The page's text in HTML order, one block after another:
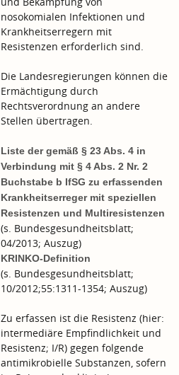
nosokomialen Infektionen und
Krankheitserregern mit
Resistenzen erforderlich sind.
Die Landesregierungen können die
Ermächtigung durch
Rechtsverordnung an andere
Stellen übertragen.
Liste der gemäß § 23 Abs. 4 in
Verbindung mit § 4 Abs. 2 Nr. 2
Buchstabe b IfSG zu erfassenden
Krankheitserreger mit speziellen
Resistenzen und Multiresistenzen
(s. Bundesgesundheitsblatt;
04/2013; Auszug)
KRINKO-Definition
(s. Bundesgesundheitsblatt;
10/2012;55:1311-1354; Auszug)
Zu erfassen ist die Resistenz (hier:
intermediäre Empfindlichkeit und
Resistenz; I/R) gegen folgende
antimikrobielle Substanzen, sofern